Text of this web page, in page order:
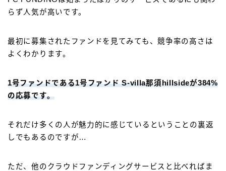
らず人気が高いです。
最初に募集されたファンドを見てみても、競争率の高さは
よくわかります。
1号ファンドである1号ファンド S-villa那須hillsideが384%
の応募です。
それだけ多くの人が魅力的に感じているということの裏返
しでもあるのですが…
ただ、他のクラウドファンディングサービスと比べればま